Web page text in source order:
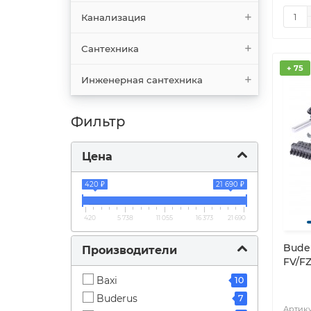
Канализация
Сантехника
Инженерная сантехника
Фильтр
Цена
420 ₽ 21 690 ₽
420 5 738 11 055 16 373 21 690
Производители
Baxi 10
Buderus 7
+ 75
FV/FZ